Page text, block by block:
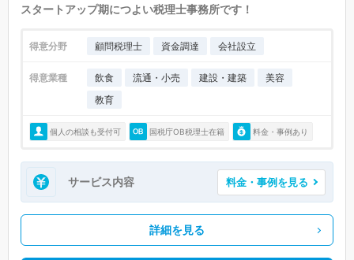
スタートアップ期につよい税理士事務所です！
得意分野 顧問税理士 資金調達 会社設立
得意業種 飲食 流通・小売 建設・建築
美容
教育
個人の相談も受付可 国税庁OB税理士在籍 料金・事例あり
サービス内容 料金・事例を見る
詳細を見る